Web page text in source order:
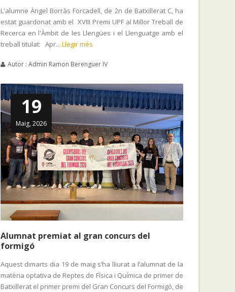
L'alumne Àngel Borràs Forcadell, de 2n de Batxillerat C, ha
estat guardonat amb el XVIII Premi UPF al Millor Treball de
Recerca en l'Àmbit de les Llengües i el Llenguatge amb el
treball titulat: Apr... Llegir més
Autor : Admin Ramon Berenguer IV
19
Maig, 2026
Alumnat premiat al gran concurs del
formigó
Aquest dimarts dia 19 de maig s’ha lliurat a l’alumnat de la
matèria optativa de Reptes de Física i Química de primer de
Batxillerat el primer premi del Gran Concurs del Formigó, de